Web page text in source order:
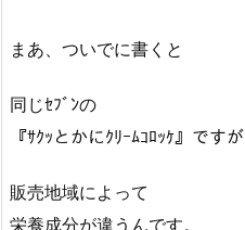
まあ、ついでに書くと
同じｾﾌﾞﾝの
『ｻｸｯとかにｸﾘｰﾑｺﾛｯｹ』ですが
販売地域によって
栄養成分が違うんです。